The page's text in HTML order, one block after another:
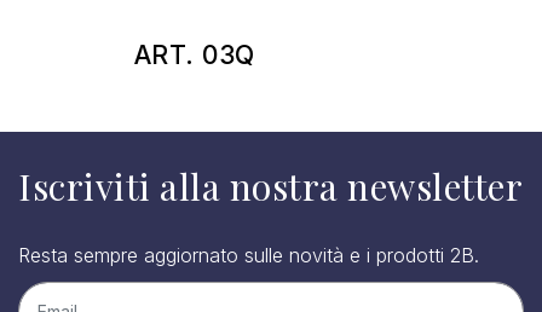
ART. 03Q
Iscriviti alla nostra newsletter
Resta sempre aggiornato sulle novità e i prodotti 2B.